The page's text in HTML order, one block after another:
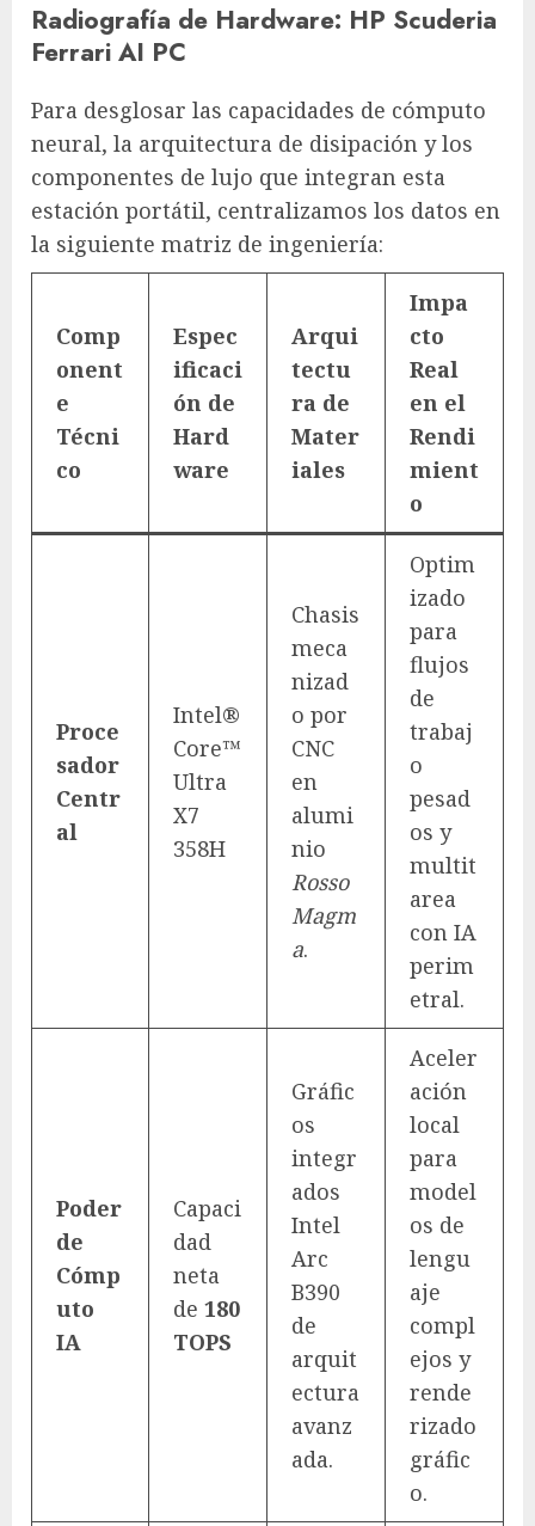
Radiografía de Hardware: HP Scuderia
Ferrari AI PC
Para desglosar las capacidades de cómputo
neural, la arquitectura de disipación y los
componentes de lujo que integran esta
estación portátil, centralizamos los datos en
la siguiente matriz de ingeniería:
Comp
onent
e
Técni
co
Espec
ificaci
ón de
Hard
ware
Arqui
tectu
ra de
Mater
iales
Impa
cto
Real
en el
Rendi
mient
o
Proce
sador
Centr
al
Intel®
Core™
Ultra
X7
358H
Chasis
meca
nizad
o por
CNC
en
alumi
nio
Rosso
Magm
a.
Optim
izado
para
flujos
de
trabaj
o
pesad
os y
multit
area
con IA
perim
etral.
Poder
de
Cómp
uto
IA
Capaci
dad
neta
de 180
TOPS
Gráfic
os
integr
ados
Intel
Arc
B390
de
arquit
ectura
avanz
ada.
Aceler
ación
local
para
model
os de
lengu
aje
compl
ejos y
rende
rizado
gráfic
o.